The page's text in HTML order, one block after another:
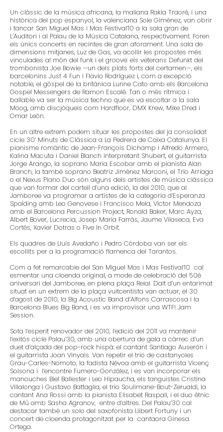
Un clàssic de la música africana, la maliana Rakia Traoré, i una
històrica del pop espanyol, la valenciana Sole Giménez, van obrir
i tancar San Miguel Mas i Mas Festival’10 a la sala gran de
L’Auditori i al Palau de la Música Catalana, respectivament. Foren
els únics concerts en recintes de gran aforament. Una sala de
dimensions mitjanes, Luz de Gas, va acollir les propostes més
vinculades al món del funk i el groove: els veterans Defunkt del
trombonista Joe Bowie —un dels plats forts del certamen—, els
barcelonins Just 4 Fun i Flavio Rodríguez i, com a excepció
notable, el gòspel de la britànica Lurine Cato amb els Barcelona
Gospel Messengers de Ramon Escalé. Tan o més rítmica i
ballable va ser la música techno que es va escoltar a la sala
Moog, amb discjòqueis com Hardfloor, DMX Krew, Mike Dred i
Omar León.
En un altre extrem podem situar les propostes del ja consolidat
cicle 30’ Minuts de Clàssica a La Pedrera de Caixa Catalunya. El
pianisme romàntic de Jean-François Dichamp i Alfredo Armero,
Kalina Macuta i Daniel Blanch interpretant Shubert, el guitarrista
Jorge Arango, la soprano Maria Escobar amb el pianista Alan
Branch, la també soprano Beatriz Jiménez Marconi, el Trío Arriaga
o el Nexus Piano Duo són alguns dels artistes de música clàssica
que van formar del cartell d’una edició, la del 2010, que al
Jamboree va programar a artistes de la categoria d’Esperanza
Spalding amb Leo Genovese i Francisco Mela, Víctor Mendoza
amb el Barcelona Percussion Project, Ronald Baker, Marc Ayza,
Albert Bover, Lucrecia, Josep María Farràs, Jaume Vilaseca, Eva
Cortés, Xavier Dotras o Five In Orbit.
Els quadres de Lluís Avedaño i Pedro Córdoba van ser els
escollits per a la programació flamenca del Tarantos.
Com a fet remarcable del San Miguel Mas i Mas Festival’10 cal
esmentar una cloenda original, a mode de celebració del 50è
aniversari del Jamboree, en plena plaça Reial. Dalt d’un entarimat
situat en un extrem de la plaça vuitcentista van actuar, el 30
d’agost de 2010, la Big Acoustic Band d’Alfons Carrascosa i la
Barcelona Blues Big Band, i es va improvisar una WTF! Jam
Session.
Sota l’esperit renovador del 2010, l’edició del 2011 va mantenir
l’exitós cicle Palau’30, amb una obertura de gala a càrrec d’un
duet d’alçada del pop-rock hispà: el cantant Santiago Auserón i
el guitarrista Joan Vinyals. Van repetir el trio de castanyoles
Grau-Carles-Nomoto, la fadista Névoa amb el guitarrista Vicenç
Solsona i l’encontre Fumero-González, i es van incorporar els
manouches Biel Ballester i Leo Hipaucha, els tanguistes Cristina
Villalonga i Gustavo Battaglia, el trio Soulimane-Bout-Zerualdi, la
cantant Ana Rossi amb la pianista Elisabet Raspall, i el duo ètnic
de Mû amb Sasha Agranov, entre d’altres. Del Palau’30 cal
destacar també un solo del saxofonista Llibert Fortuny i un
concert de cloenda protagonitzat per la cantaora Ginesa
Ortega.